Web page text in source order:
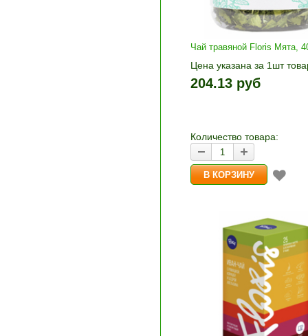
Чай травяной Floris Мята,
Цена указана за 1шт
1шт прибавляется
и «-». Выберите нужное
204.13 руб
Количество товара: